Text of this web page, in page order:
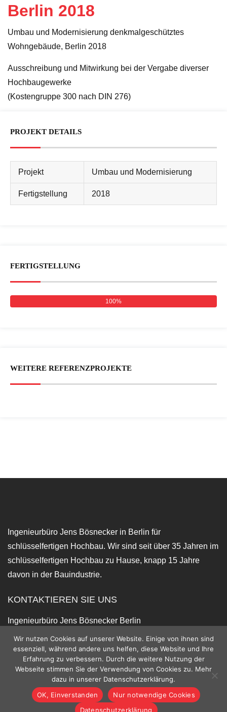
Berlin 2018
Umbau und Modernisierung denkmalgeschütztes
Wohngebäude, Berlin 2018
Ausschreibung und Mitwirkung bei der Vergabe diverser
Hochbaugewerke
(Kostengruppe 300 nach DIN 276)
PROJEKT DETAILS
Projekt Umbau und Modernisierung
Fertigstellung 2018
FERTIGSTELLUNG
100%
WEITERE REFERENZPROJEKTE
Ingenieurbüro Jens Bösnecker in Berlin für
schlüsselfertigen Hochbau. Wir sind seit über 35 Jahren im
schlüsselfertigen Hochbau zu Hause, knapp 15 Jahre
davon in der Bauindustrie.
KONTAKTIEREN SIE UNS
Ingenieurbüro Jens Bösnecker Berlin
Jägerstraße 26b, 12621 Berlin
+49 30 5669 8705
+49 30 5669 8706
info@ib-boesnecker.de
Wir nutzen Cookies auf unserer Website. Einige von ihnen sind
essenziell, während andere uns helfen, diese Website und Ihre
Erfahrung zu verbessern. Durch die weitere Nutzung der
Webseite stimmen Sie der Verwendung von Cookies zu. Mehr
dazu in unserer Datenschutzerklärung.
OK, Einverstanden
Nur notwendige Cookies
Datenschutzerklärung